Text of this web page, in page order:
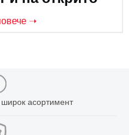
➝
асортимент